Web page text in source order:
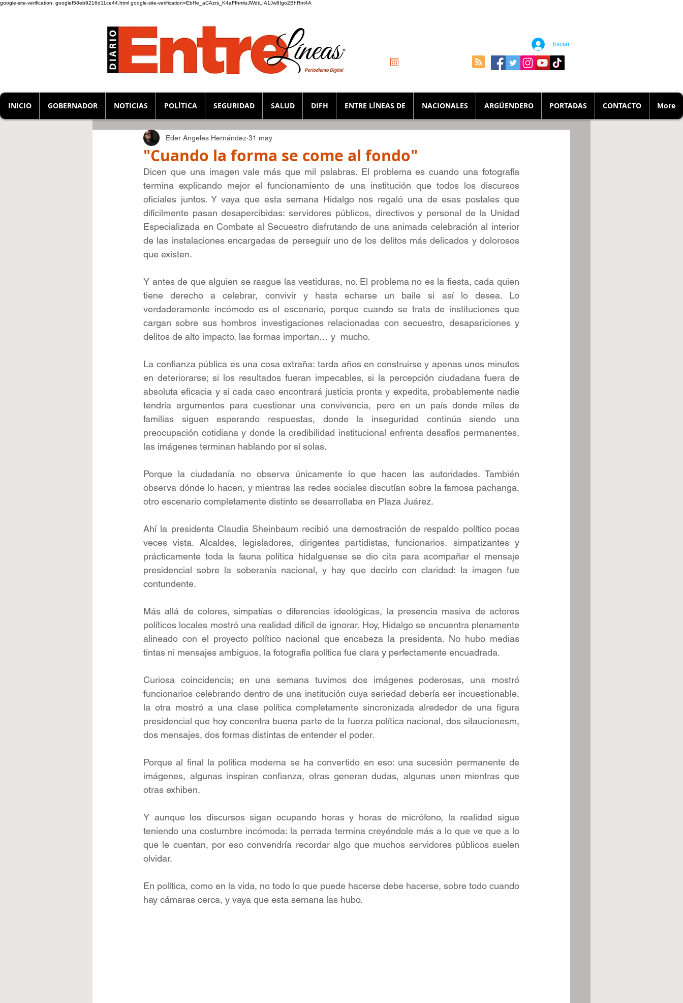
google-site-verification: googlef58eb9216d11ce44.html google-site-verification=EbHe_aCAzrs_K4aFIhmluJWdtLIA1Jw8Igo2BhRnt4A
Iniciar sesión
INICIO GOBERNADOR NOTICIAS POLÍTICA SEGURIDAD SALUD DIFH ENTRE LÍNEAS DE NACIONALES ARGÜENDERO PORTADAS CONTACTO More
"Cuando la forma se come al fondo"
Eder Angeles Hernández 31 may
Dicen que una imagen vale más que mil palabras. El problema es cuando una fotografía
termina explicando mejor el funcionamiento de una institución que todos los discursos
oficiales juntos. Y vaya que esta semana Hidalgo nos regaló una de esas postales que
difícilmente pasan desapercibidas: servidores públicos, directivos y personal de la Unidad
Especializada en Combate al Secuestro disfrutando de una animada celebración al interior
de las instalaciones encargadas de perseguir uno de los delitos más delicados y dolorosos
que existen.
Y antes de que alguien se rasgue las vestiduras, no. El problema no es la fiesta, cada quien
tiene derecho a celebrar, convivir y hasta echarse un baile si así lo desea. Lo
verdaderamente incómodo es el escenario, porque cuando se trata de instituciones que
cargan sobre sus hombros investigaciones relacionadas con secuestro, desapariciones y
delitos de alto impacto, las formas importan… y  mucho.
La confianza pública es una cosa extraña: tarda años en construirse y apenas unos minutos
en deteriorarse; si los resultados fueran impecables, si la percepción ciudadana fuera de
absoluta eficacia y si cada caso encontrará justicia pronta y expedita, probablemente nadie
tendría argumentos para cuestionar una convivencia, pero en un país donde miles de
familias siguen esperando respuestas, donde la inseguridad continúa siendo una
preocupación cotidiana y donde la credibilidad institucional enfrenta desafíos permanentes,
las imágenes terminan hablando por sí solas.
Porque la ciudadanía no observa únicamente lo que hacen las autoridades. También
observa dónde lo hacen, y mientras las redes sociales discutían sobre la famosa pachanga,
otro escenario completamente distinto se desarrollaba en Plaza Juárez.
Ahí la presidenta Claudia Sheinbaum recibió una demostración de respaldo político pocas
veces vista. Alcaldes, legisladores, dirigentes partidistas, funcionarios, simpatizantes y
prácticamente toda la fauna política hidalguense se dio cita para acompañar el mensaje
presidencial sobre la soberanía nacional, y hay que decirlo con claridad: la imagen fue
contundente.
Más allá de colores, simpatías o diferencias ideológicas, la presencia masiva de actores
políticos locales mostró una realidad difícil de ignorar. Hoy, Hidalgo se encuentra plenamente
alineado con el proyecto político nacional que encabeza la presidenta. No hubo medias
tintas ni mensajes ambiguos, la fotografía política fue clara y perfectamente encuadrada.
Curiosa coincidencia; en una semana tuvimos dos imágenes poderosas, una mostró
funcionarios celebrando dentro de una institución cuya seriedad debería ser incuestionable,
la otra mostró a una clase política completamente sincronizada alrededor de una figura
presidencial que hoy concentra buena parte de la fuerza política nacional, dos sitaucionesm,
dos mensajes, dos formas distintas de entender el poder.
Porque al final la política moderna se ha convertido en eso: una sucesión permanente de
imágenes, algunas inspiran confianza, otras generan dudas, algunas unen mientras que
otras exhiben.
Y aunque los discursos sigan ocupando horas y horas de micrófono, la realidad sigue
teniendo una costumbre incómoda: la perrada termina creyéndole más a lo que ve que a lo
que le cuentan, por eso convendría recordar algo que muchos servidores públicos suelen
olvidar.
En política, como en la vida, no todo lo que puede hacerse debe hacerse, sobre todo cuando
hay cámaras cerca, y vaya que esta semana las hubo.